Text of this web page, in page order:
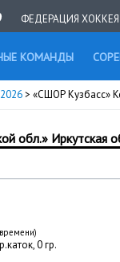
ФЕДЕРАЦИЯ
КОМАНДЫ
> «СШОР Кузбасс»
обл.» Иркутская
0 гр.